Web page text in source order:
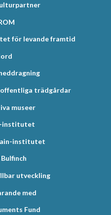
för levande framtid
trädgårdar
museer
institutet
institutet
utveckling
med
Fund